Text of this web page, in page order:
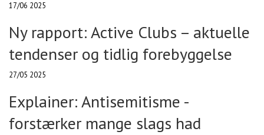
17/06 2025
Ny rapport: Active Clubs – aktuelle
tendenser og tidlig forebyggelse
27/05 2025
Explainer: Antisemitisme -
forstærker mange slags had